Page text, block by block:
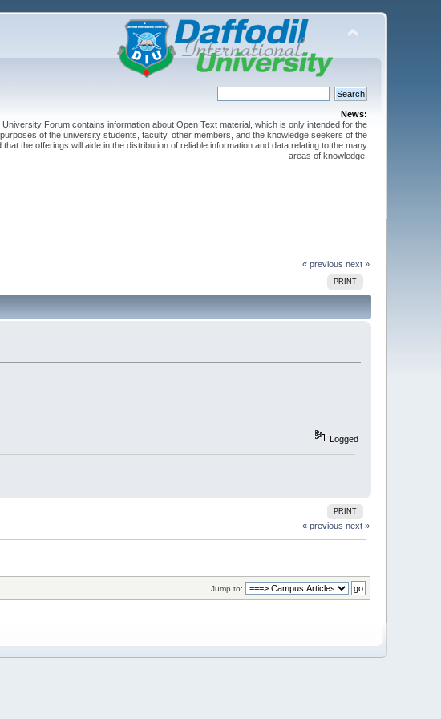
News:
University Forum contains information about Open Text material, which is only intended for the
of the university students, faculty, other members, and the knowledge seekers of the
the offerings will aide in the distribution of reliable information and data relating to the many
areas of knowledge.
« previous next »
PRINT
Logged
PRINT
« previous next »
Jump to: